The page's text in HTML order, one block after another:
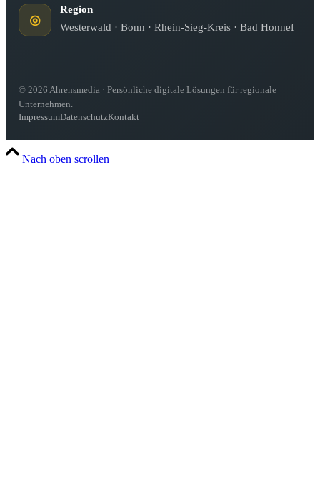
◎
Region
Westerwald · Bonn · Rhein-Sieg-Kreis · Bad Honnef
© 2026 Ahrensmedia · Persönliche digitale Lösungen für regionale
Unternehmen.
ImpressumDatenschutzKontakt
Nach oben scrollen